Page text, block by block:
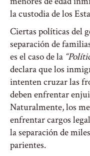
la custodia de los
Ciertas políticas del
separación de
es el caso de la
declara que los
intenten cruzar las
deben enfrentar
Naturalmente, los
enfrentar cargos
la separación de
parientes.